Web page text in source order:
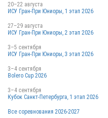
20–22 августа
ИСУ Гран-При Юниоры, 1 этап 2026
27–29 августа
ИСУ Гран-При Юниоры, 2 этап 2026
3–5 сентября
ИСУ Гран-При Юниоры, 3 этап 2026
3–4 сентября
Bolero Cup 2026
3–4 сентября
Кубок Санкт-Петербурга, 1 этап 2026
Все соревнования 2026-2027